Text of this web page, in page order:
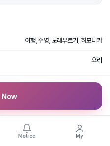
여행, 수영, 노래부르기, 하모니카
요리
.
Now
Notice My